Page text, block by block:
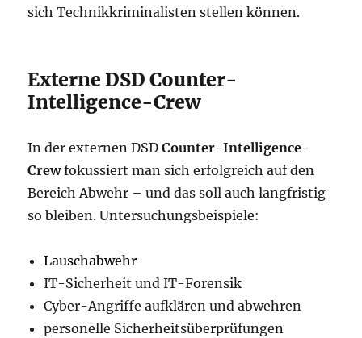
sich Technikkriminalisten stellen können.
Externe DSD Counter-
Intelligence-Crew
In der externen DSDCounter-Intelligence-
Crewfokussiert man sich erfolgreich auf den
Bereich Abwehr – und das soll auch langfristig
so bleiben. Untersuchungsbeispiele:
Lauschabwehr
IT-Sicherheit und IT-Forensik
Cyber-Angriffe aufklären und abwehren
personelle Sicherheitsüberprüfungen